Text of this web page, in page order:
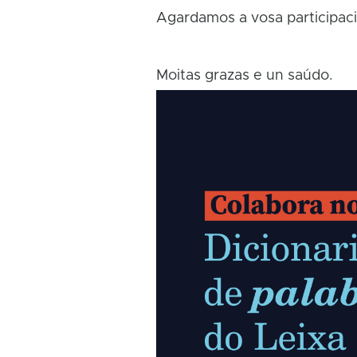
Agardamos a vosa
Moitas grazas e un saúdo.